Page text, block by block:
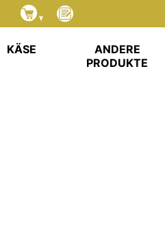
KÄSE
ANDERE
PRODUKTE